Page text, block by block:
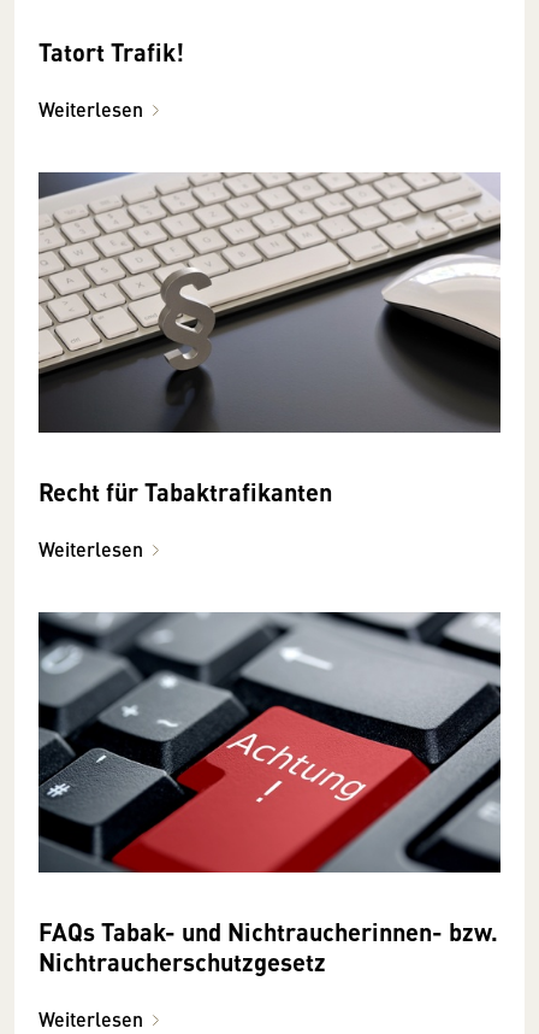
Tatort Trafik!
Weiterlesen
Recht für Tabaktrafikanten
Weiterlesen
FAQs Tabak- und Nichtraucherinnen- bzw.
Nichtraucherschutzgesetz
Weiterlesen